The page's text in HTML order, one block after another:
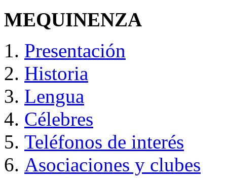
MEQUINENZA
Presentación
Historia
Lengua
Célebres
Teléfonos de interés
Asociaciones y clubes